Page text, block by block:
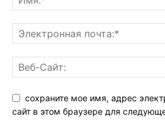
сохраните мое имя, адрес
сайт в этом браузере для